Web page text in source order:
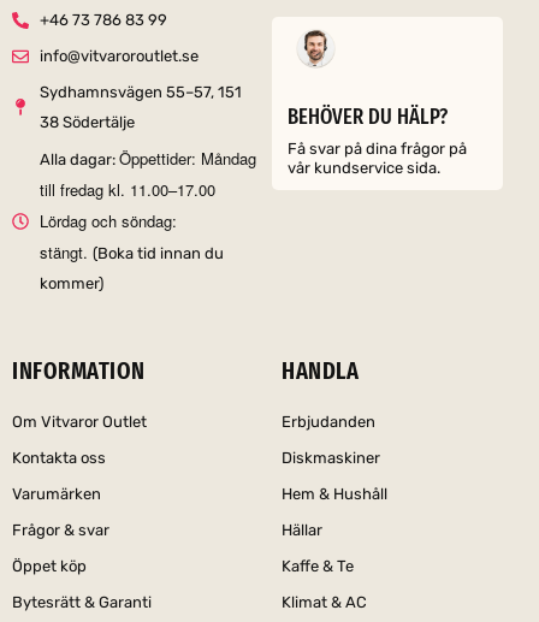
+46 73 786 83 99
info@vitvaroroutlet.se
Sydhamnsvägen 55–57, 151
38 Södertälje
Alla dagar: Öppettider: Måndag
till fredag kl. 11.00–17.00
Lördag och söndag:
stängt. (Boka tid innan du
kommer)
BEHÖVER DU HÄLP?
Få svar på dina frågor på
vår kundservice sida.
INFORMATION
Om Vitvaror Outlet
Kontakta oss
Varumärken
Frågor & svar
Öppet köp
Bytesrätt & Garanti
HANDLA
Erbjudanden
Diskmaskiner
Hem & Hushåll
Hällar
Kaffe & Te
Klimat & AC